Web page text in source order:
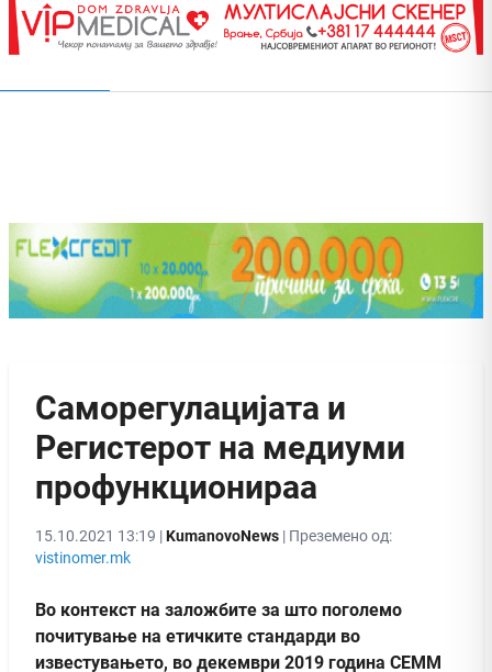
Саморегулацијата и
Регистерот на медиуми
профункционираа
15.10.2021 13:19 |KumanovoNews | Преземено од:
vistinomer.mk
Во контекст на заложбите за што поголемо
почитување на етичките стандарди во
известувањето, во декември 2019 година СЕММ